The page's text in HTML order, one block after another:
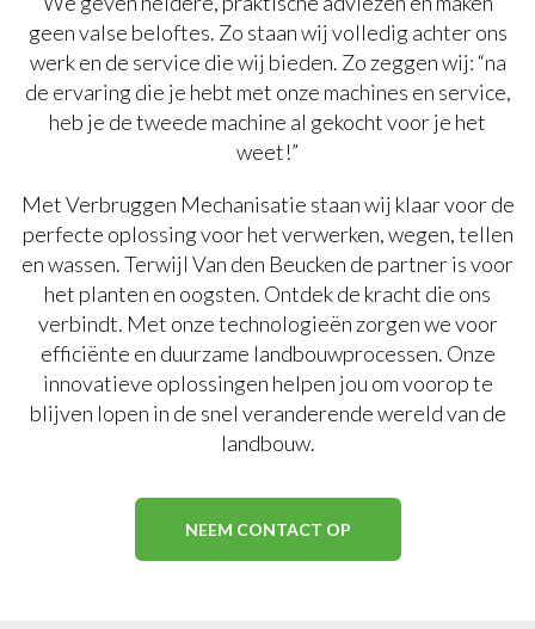
geen valse beloftes. Zo staan wij volledig achter ons
werk en de service die wij bieden. Zo zeggen wij: “na
de ervaring die je hebt met onze machines en service,
heb je de tweede machine al gekocht voor je het
weet!”
Met Verbruggen Mechanisatie staan wij klaar voor de
perfecte oplossing voor het verwerken, wegen, tellen
en wassen. Terwijl Van den Beucken de partner is voor
het planten en oogsten. Ontdek de kracht die ons
verbindt. Met onze technologieën zorgen we voor
efficiënte en duurzame landbouwprocessen. Onze
innovatieve oplossingen helpen jou om voorop te
blijven lopen in de snel veranderende wereld van de
landbouw.
NEEM CONTACT OP